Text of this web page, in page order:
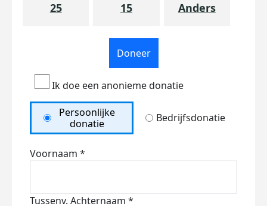
25 15 Anders
Doneer
Ik doe een anonieme donatie
Persoonlijke
donatie
Bedrijfsdonatie
Voornaam *
Tussenv. Achternaam *